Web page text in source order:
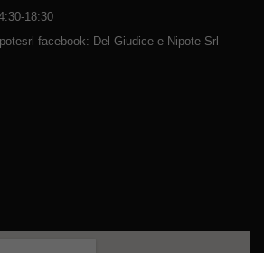
18:30
facebook: Del Giudice e Nipote Srl